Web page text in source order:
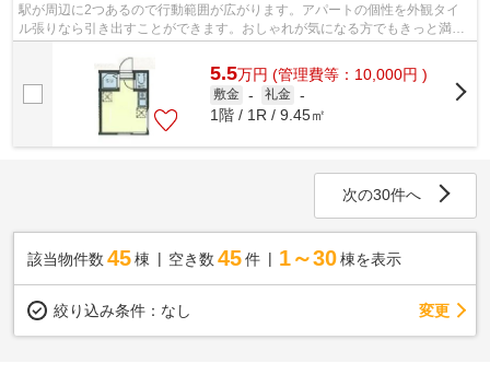
駅が周辺に2つあるので行動範囲が広がります。アパートの個性を外観タイ
ル張りなら引き出すことができます。おしゃれが気になる方でもきっと満足
5.5万円 (管理費等：10,000円 )
敷金 - 礼金 -
1階 / 1R / 9.45㎡
次の30件へ
該当物件数 45棟 空き数 45 件 1～30 棟を表示
絞り込み条件： なし 変更